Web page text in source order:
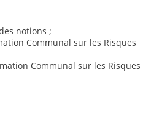
notions ;
Communal sur les Risques
Communal sur les Risques